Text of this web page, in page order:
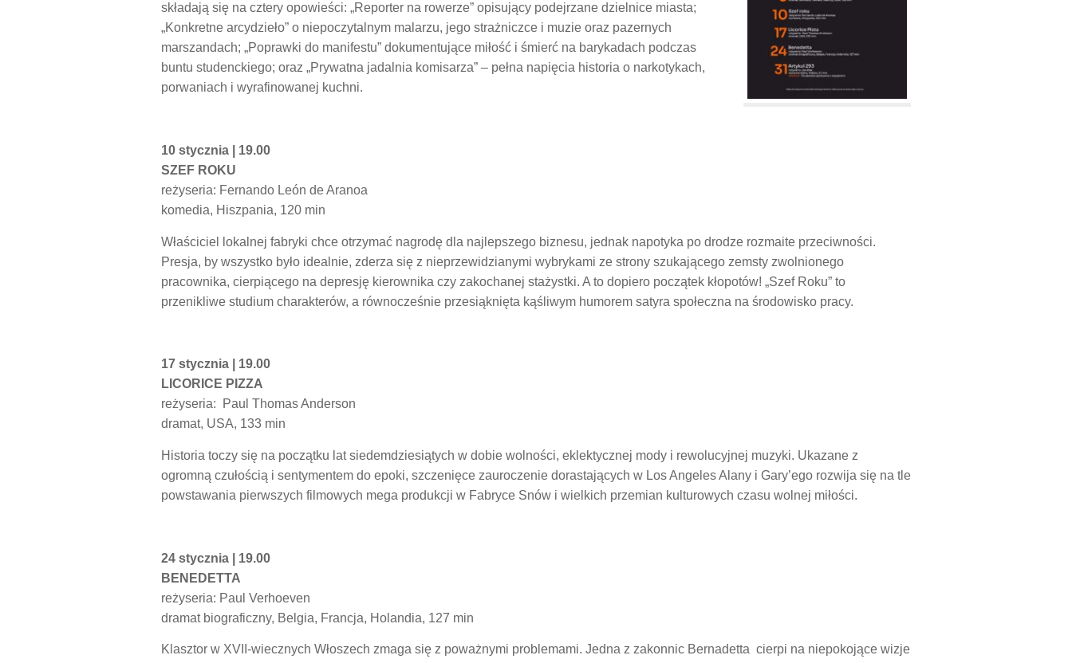
składają się na cztery opowieści: „Reporter na rowerze” opisujący podejrzane dzielnice miasta;
„Konkretne arcydzieło” o niepoczytalnym malarzu, jego strażniczce i muzie oraz pazernych
marszandach; „Poprawki do manifestu” dokumentujące miłość i śmierć na barykadach podczas
buntu studenckiego; oraz „Prywatna jadalnia komisarza” – pełna napięcia historia o narkotykach,
porwaniach i wyrafinowanej kuchni.
10 stycznia | 19.00
SZEF ROKU
reżyseria: Fernando León de Aranoa
komedia, Hiszpania, 120 min
Właściciel lokalnej fabryki chce otrzymać nagrodę dla najlepszego biznesu, jednak napotyka po drodze rozmaite przeciwności.
Presja, by wszystko było idealnie, zderza się z nieprzewidzianymi wybrykami ze strony szukającego zemsty zwolnionego
pracownika, cierpiącego na depresję kierownika czy zakochanej stażystki. A to dopiero początek kłopotów! „Szef Roku” to
przenikliwe studium charakterów, a równocześnie przesiąknięta kąśliwym humorem satyra społeczna na środowisko pracy.
17 stycznia | 19.00
LICORICE PIZZA
reżyseria: Paul Thomas Anderson
dramat, USA, 133 min
Historia toczy się na początku lat siedemdziesiątych w dobie wolności, eklektycznej mody i rewolucyjnej muzyki. Ukazane z
ogromną czułością i sentymentem do epoki, szczenięce zauroczenie dorastających w Los Angeles Alany i Gary’ego rozwija się na tle
powstawania pierwszych filmowych mega produkcji w Fabryce Snów i wielkich przemian kulturowych czasu wolnej miłości.
24 stycznia | 19.00
BENEDETTA
reżyseria: Paul Verhoeven
dramat biograficzny, Belgia, Francja, Holandia, 127 min
Klasztor w XVII-wiecznych Włoszech zmaga się z poważnymi problemami. Jedna z zakonnic Bernadetta cierpi na niepokojące wizje